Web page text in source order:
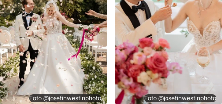
Foto @josefinwestinphoto Foto @josefinwestinphoto